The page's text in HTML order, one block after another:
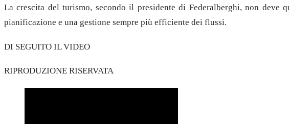
La crescita del turismo, secondo il presidente di Federalberghi, non deve
pianificazione e una gestione sempre più efficiente dei flussi.
DI SEGUITO IL VIDEO
RIPRODUZIONE RISERVATA